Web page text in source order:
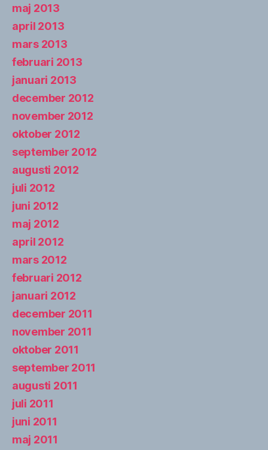
maj 2013
april 2013
mars 2013
februari 2013
januari 2013
december 2012
november 2012
oktober 2012
september 2012
augusti 2012
juli 2012
juni 2012
maj 2012
april 2012
mars 2012
februari 2012
januari 2012
december 2011
november 2011
oktober 2011
september 2011
augusti 2011
juli 2011
juni 2011
maj 2011